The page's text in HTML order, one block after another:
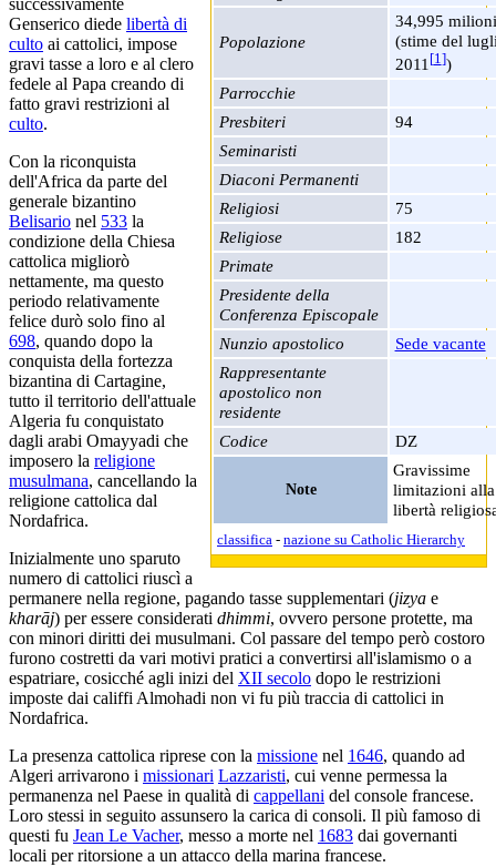
Popolazione
34,995 milioni
(stime del
2011 [1])
Parrocchie
Presbiteri
94
Seminaristi
Diaconi Permanenti
Religiosi
75
Religiose
182
Primate
Presidente della
Conferenza Episcopale
Nunzio apostolico
Sede vacante
Rappresentante
apostolico non
residente
Codice
DZ
Note
Gravissime
limitazioni alla
libertà
classifica - nazione su Catholic Hierarchy
successivamente
Genserico diede libertà di
culto ai cattolici, impose
gravi tasse a loro e al clero
fedele al Papa creando di
fatto gravi restrizioni al
culto.
Con la riconquista
dell'Africa da parte del
generale bizantino
Belisario nel 533 la
condizione della Chiesa
cattolica migliorò
nettamente, ma questo
periodo relativamente
felice durò solo fino al
698, quando dopo la
conquista della fortezza
bizantina di Cartagine,
tutto il territorio dell'attuale
Algeria fu conquistato
dagli arabi Omayyadi che
imposero la religione
musulmana, cancellando la
religione cattolica dal
Nordafrica.
Inizialmente uno sparuto
numero di cattolici riuscì a
permanere nella regione, pagando tasse supplementari (jizya e
kharāj) per essere considerati dhimmi, ovvero persone protette, ma
con minori diritti dei musulmani. Col passare del tempo però costoro
furono costretti da vari motivi pratici a convertirsi all'islamismo o a
espatriare, cosicché agli inizi del XII secolo dopo le restrizioni
imposte dai califfi Almohadi non vi fu più traccia di cattolici in
Nordafrica.
La presenza cattolica riprese con la missione nel 1646, quando ad
Algeri arrivarono i missionari Lazzaristi, cui venne permessa la
permanenza nel Paese in qualità di cappellani del console francese.
Loro stessi in seguito assunsero la carica di consoli. Il più famoso di
questi fu Jean Le Vacher, messo a morte nel 1683 dai governanti
locali per ritorsione a un attacco della marina francese.